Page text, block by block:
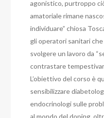
agonistico, purtroppo
amatoriale rimane
individuare” chiosa
gli operatori sanitari
svolgere un lavoro da
contrastare
L’obiettivo del corso è
sensibilizzare
endocrinologi sulle